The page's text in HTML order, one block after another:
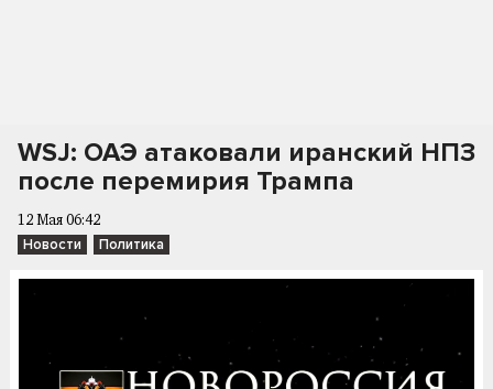
WSJ: ОАЭ атаковали иранский НПЗ
после перемирия Трампа
12 Мая 06:42
Новости Политика